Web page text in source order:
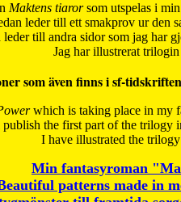
Maktens tiarorsom utspelas i
leder till ett smakprov ur den
till andra sidor som jag har
Jag har illustrerat
som även finns i sf-tidskriften
which is taking place in my
the first part of the trilogy
I have illustrated the
Min fantasyroman
patterns made in